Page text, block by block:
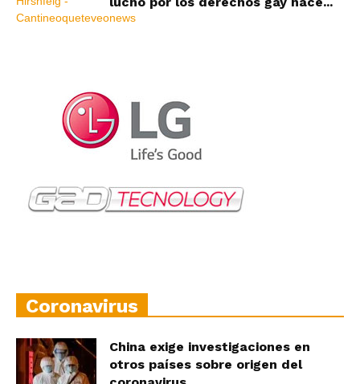
Coronavirus
China exige investigaciones en
otros países sobre origen del